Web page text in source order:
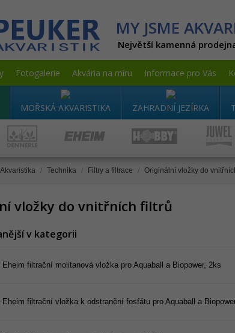
MY JSME
Největší kamenná
Fotogalerie Akvária na míru Informace pro Vás
MOŘSKÁ AKVARISTIKA ZAHRADNÍ JEZÍRKA
Akvaristika / Technika / Filtry a filtrace / Originální vložky do
vložky do vnitřních filtrů
v kategorii
Eheim filtrační molitanová vložka pro Aquaball a Biopower, 2ks
Eheim filtrační vložka k odstranění fosfátu pro Aquaball a